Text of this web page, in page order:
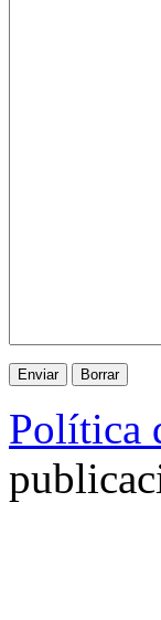
Política